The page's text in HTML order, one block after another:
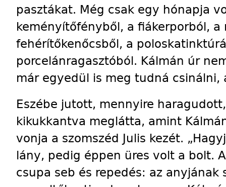
pasztákat. Még csak egy hónapja
keményítőfényből, a fiákerporból,
fehérítőkenőcsből, a
porcelánragasztóból. Kálmán úr
már egyedül is meg tudná csinálni,
Eszébe jutott, mennyire
kikukkantva meglátta, amint
vonja a szomszéd Julis kezét.
lány, pedig éppen üres volt a bolt.
csupa seb és repedés: az